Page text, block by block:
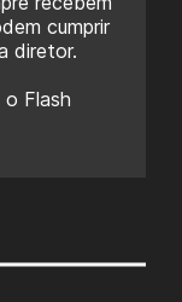
cumprir
diretor.
Flash